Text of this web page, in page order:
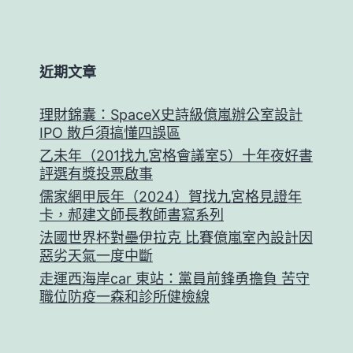
近期文章
理財錦囊：SpaceX史詩級億嵐辦公室設計
IPO 散戶須搞懂四誤區
乙未年（201找九宮格會議室5）十年夜好書
評選有獎投票啟事
儒家網甲辰年（2024）賀找九宮格見證年
卡，郝建文師長教師書寫系列
法國世界杯對壘伊拉克 比賽億嵐室內設計因
惡劣天氣一度中斷
走運西海岸car 東站：黨員前鋒勇擔負 苦守
職位防疫一森和診所健檢線